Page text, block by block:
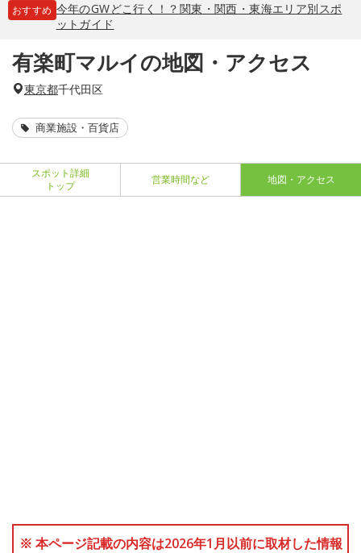
おすすめ 今年のGWどこ行く！？関東・関西・東海エリア別スポ
ットガイド
有楽町マルイの地図・アクセス
東京都千代田区
商業施設・百貨店
スポット詳細
トップ
営業時間など 地図・アクセス
※ 本ページ記載の内容は2026年1月以前に取材した情報